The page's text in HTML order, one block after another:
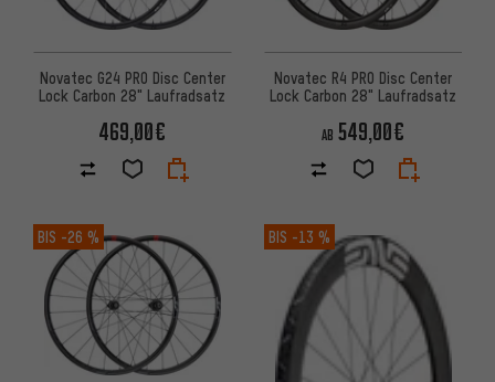
Novatec G24 PRO Disc Center
Lock Carbon 28" Laufradsatz
469,00€
Novatec R4 PRO Disc Center
Lock Carbon 28" Laufradsatz
AB 549,00€
BIS -26 % BIS -13 %